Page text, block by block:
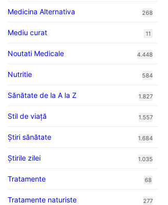
Medicina Alternativa 268
Mediu curat 11
Noutati Medicale 4.448
Nutritie 584
Sănătate de la A la Z 1.827
Stil de viaţă 1.557
Ştiri sănătate 1.684
Știrile zilei 1.035
Tratamente 68
Tratamente naturiste 277